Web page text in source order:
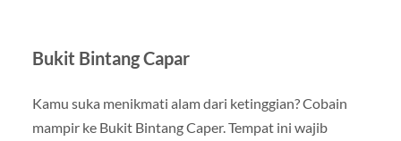
Bukit Bintang Capar
Kamu suka menikmati alam dari ketinggian? Cobain
mampir ke Bukit Bintang Caper. Tempat ini wajib